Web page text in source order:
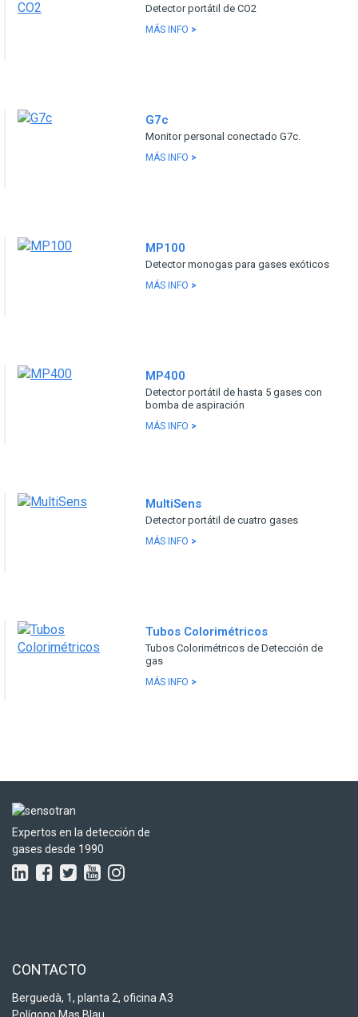
Detector portátil de CO2
MÁS INFO >
G7c
Monitor personal conectado G7c.
MÁS INFO >
MP100
Detector monogas para gases exóticos
MÁS INFO >
MP400
Detector portátil de hasta 5 gases con
bomba de aspiración
MÁS INFO >
MultiSens
Detector portátil de cuatro gases
MÁS INFO >
Tubos Colorimétricos
Tubos Colorimétricos de Detección de
gas
MÁS INFO >
Expertos en la detección de
gases desde 1990
CONTACTO
Berguedà, 1, planta 2, oficina A3
Polígono Mas Blau